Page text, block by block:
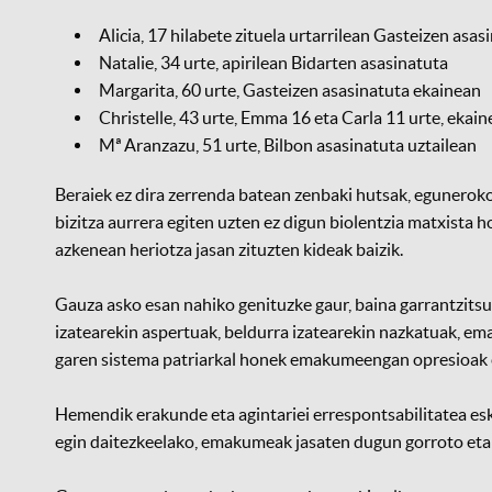
Alicia, 17 hilabete zituela urtarrilean Gasteizen
Natalie, 34 urte, apirilean Bidarten asasinatuta
Margarita, 60 urte, Gasteizen asasinatuta ekainean
Christelle, 43 urte, Emma 16 eta Carla 11 urte,
Mª Aranzazu, 51 urte, Bilbon asasinatuta uztailean
Beraiek ez dira zerrenda batean zenbaki hutsak,
bizitza aurrera egiten uzten ez digun biolentzia matxista
azkenean heriotza jasan zituzten kideak baizik.
Gauza asko esan nahiko genituzke gaur, baina
izatearekin aspertuak, beldurra izatearekin nazkatuak,
garen sistema patriarkal honek emakumeengan
Hemendik erakunde eta agintariei errespontsabilitatea
egin daitezkeelako, emakumeak jasaten dugun gorroto